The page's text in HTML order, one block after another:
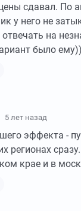
сдавал. По
у него не
отвечать на
было ему))
5 лет назад
эффекта -
регионах
крае и в